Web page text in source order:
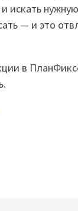
искать
— и это
в